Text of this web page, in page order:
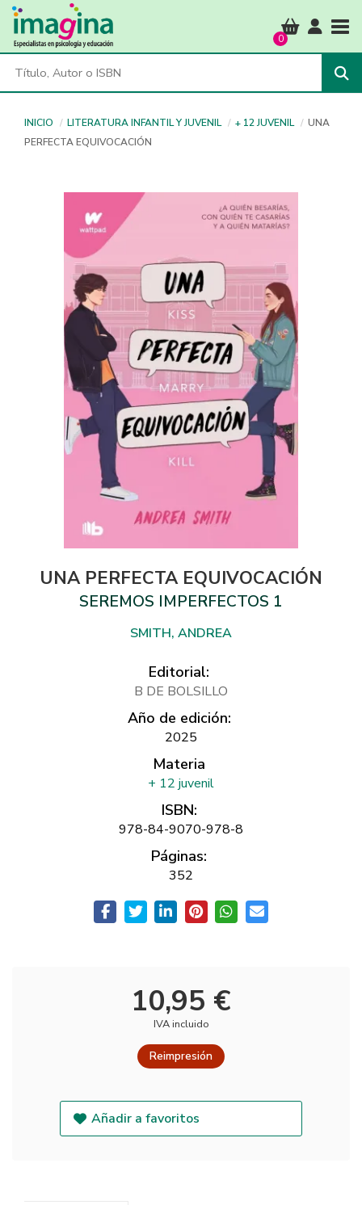
0
INICIO LITERATURA INFANTIL Y JUVENIL + 12 JUVENIL
UNA
PERFECTA EQUIVOCACIÓN
UNA PERFECTA EQUIVOCACIÓN
SEREMOS IMPERFECTOS 1
SMITH, ANDREA
Editorial:
B DE BOLSILLO
Año de edición:
2025
Materia
+ 12 juvenil
ISBN:
978-84-9070-978-8
Páginas:
352
10,95 €
IVA incluido
Reimpresión
Añadir a favoritos